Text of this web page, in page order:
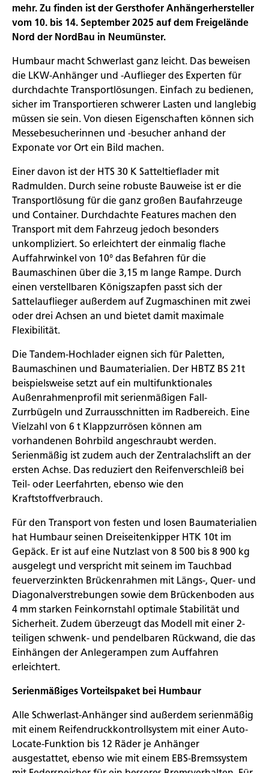
mehr. Zu finden ist der Gersthofer Anhängerhersteller
vom 10. bis 14. September 2025 auf dem Freigelände
Nord der NordBau in Neumünster.
Humbaur macht Schwerlast ganz leicht. Das beweisen
die LKW-Anhänger und -Auflieger des Experten für
durchdachte Transportlösungen. Einfach zu bedienen,
sicher im Transportieren schwerer Lasten und langlebig
müssen sie sein. Von diesen Eigenschaften können sich
Messebesucherinnen und -besucher anhand der
Exponate vor Ort ein Bild machen.
Einer davon ist der HTS 30 K Satteltieflader mit
Radmulden. Durch seine robuste Bauweise ist er die
Transportlösung für die ganz großen Baufahrzeuge
und Container. Durchdachte Features machen den
Transport mit dem Fahrzeug jedoch besonders
unkompliziert. So erleichtert der einmalig flache
Auffahrwinkel von 10° das Befahren für die
Baumaschinen über die 3,15 m lange Rampe. Durch
einen verstellbaren Königszapfen passt sich der
Sattelauflieger außerdem auf Zugmaschinen mit zwei
oder drei Achsen an und bietet damit maximale
Flexibilität.
Die Tandem-Hochlader eignen sich für Paletten,
Baumaschinen und Baumaterialien. Der HBTZ BS 21t
beispielsweise setzt auf ein multifunktionales
Außenrahmenprofil mit serienmäßigen Fall-
Zurrbügeln und Zurrausschnitten im Radbereich. Eine
Vielzahl von 6 t Klappzurrösen können am
vorhandenen Bohrbild angeschraubt werden.
Serienmäßig ist zudem auch der Zentralachslift an der
ersten Achse. Das reduziert den Reifenverschleiß bei
Teil- oder Leerfahrten, ebenso wie den
Kraftstoffverbrauch.
Für den Transport von festen und losen Baumaterialien
hat Humbaur seinen Dreiseitenkipper HTK 10t im
Gepäck. Er ist auf eine Nutzlast von 8 500 bis 8 900 kg
ausgelegt und verspricht mit seinem im Tauchbad
feuerverzinkten Brückenrahmen mit Längs-, Quer- und
Diagonalverstrebungen sowie dem Brückenboden aus
4 mm starken Feinkornstahl optimale Stabilität und
Sicherheit. Zudem überzeugt das Modell mit einer 2-
teiligen schwenk- und pendelbaren Rückwand, die das
Einhängen der Anlegerampen zum Auffahren
erleichtert.
Serienmäßiges Vorteilspaket bei Humbaur
Alle Schwerlast-Anhänger sind außerdem serienmäßig
mit einem Reifendruckkontrollsystem mit einer Auto-
Locate-Funktion bis 12 Räder je Anhänger
ausgestattet, ebenso wie mit einem EBS-Bremssystem